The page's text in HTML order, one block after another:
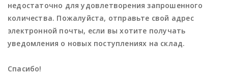
недостаточно для удовлетворения запрошенного
количества. Пожалуйста, отправьте свой адрес
электронной почты, если вы хотите получать
уведомления о новых поступлениях на склад.
Спасибо!